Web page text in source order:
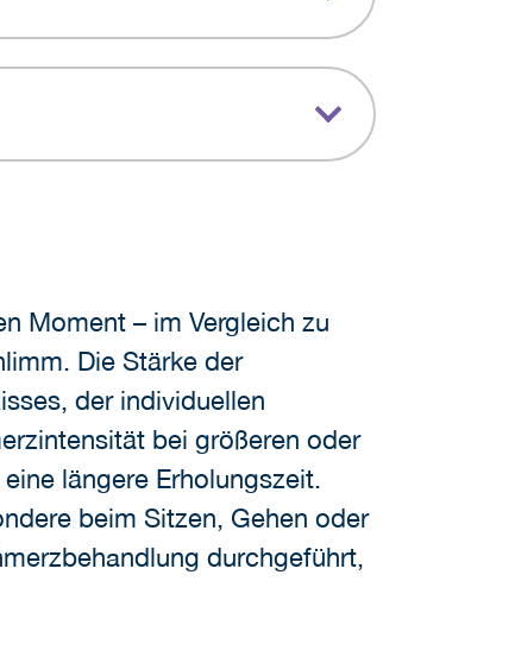
Moment – im Vergleich zu
Die Stärke der
der individuellen
bei größeren oder
längere Erholungszeit.
beim Sitzen, Gehen oder
durchgeführt,